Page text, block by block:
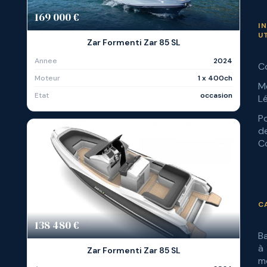
169 000 €
Zar Formenti Zar 85 SL
Annee
2024
Moteur
1 x 400ch
Etat
occasion
138 480 €
Zar Formenti Zar 85 SL
à